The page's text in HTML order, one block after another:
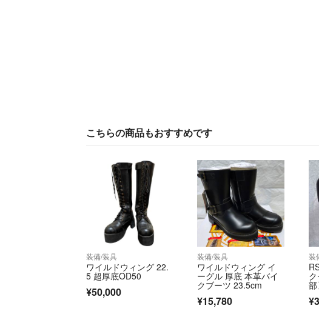
こちらの商品もおすすめです
装備/装具
ワイルドウィング 22.
5 超厚底OD50
¥50,000
装備/装具
ワイルドウィング イ
ーグル 厚底 本革バイ
クブーツ 23.5cm
¥15,780
装
部